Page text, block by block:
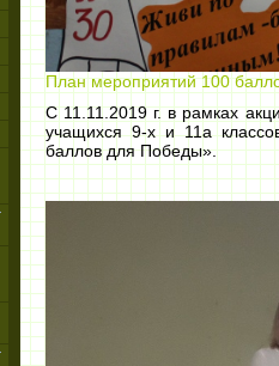
План мероприятий 100
С 11.11.2019 г. в рамках
учащихся 9-х и 11а
баллов для Победы».